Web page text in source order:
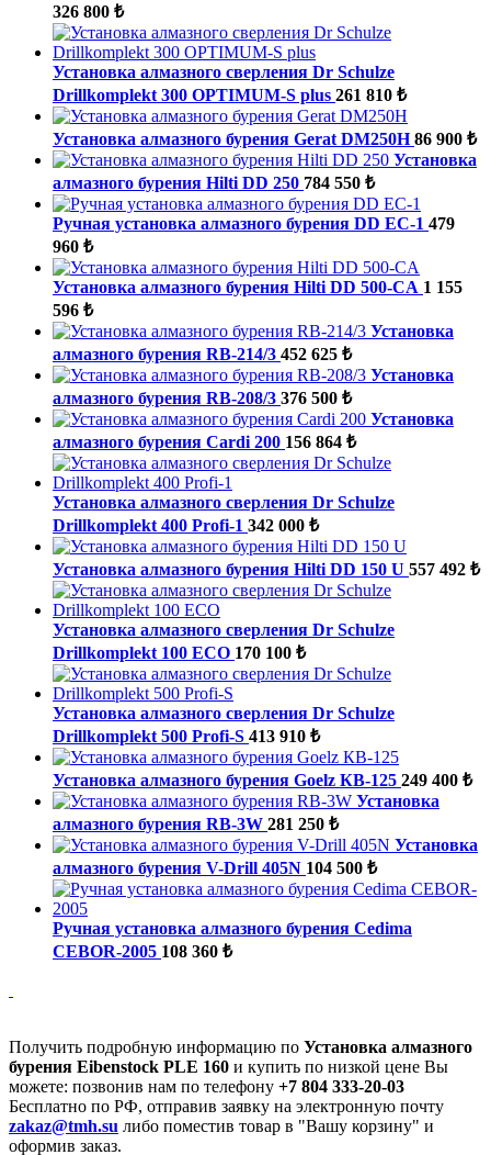
326 800 ₺
Установка алмазного сверления Dr Schulze
Drillkomplekt 300 OPTIMUM-S plus 261 810 ₺
Установка алмазного бурения Gerat DM250H 86 900 ₺
Установка
алмазного бурения Hilti DD 250 784 550 ₺
Ручная установка алмазного бурения DD EC-1 479
960 ₺
Установка алмазного бурения Hilti DD 500-CA 1 155
596 ₺
Установка
алмазного бурения RB-214/3 452 625 ₺
Установка
алмазного бурения RB-208/3 376 500 ₺
Установка
алмазного бурения Cardi 200 156 864 ₺
Установка алмазного сверления Dr Schulze
Drillkomplekt 400 Profi-1 342 000 ₺
Установка алмазного бурения Hilti DD 150 U 557 492 ₺
Установка алмазного сверления Dr Schulze
Drillkomplekt 100 ECO 170 100 ₺
Установка алмазного сверления Dr Schulze
Drillkomplekt 500 Profi-S 413 910 ₺
Установка алмазного бурения Goelz КВ-125 249 400 ₺
Установка
алмазного бурения RB-3W 281 250 ₺
Установка
алмазного бурения V-Drill 405N 104 500 ₺
Ручная установка алмазного бурения Cedima
CEBOR-2005 108 360 ₺
Получить подробную информацию по Установка алмазного
бурения Eibenstock PLE 160 и купить по низкой цене Вы
можете: позвонив нам по телефону +7 804 333-20-03
Бесплатно по РФ, отправив заявку на электронную почту
zakaz@tmh.su либо поместив товар в "Вашу корзину" и
оформив заказ.